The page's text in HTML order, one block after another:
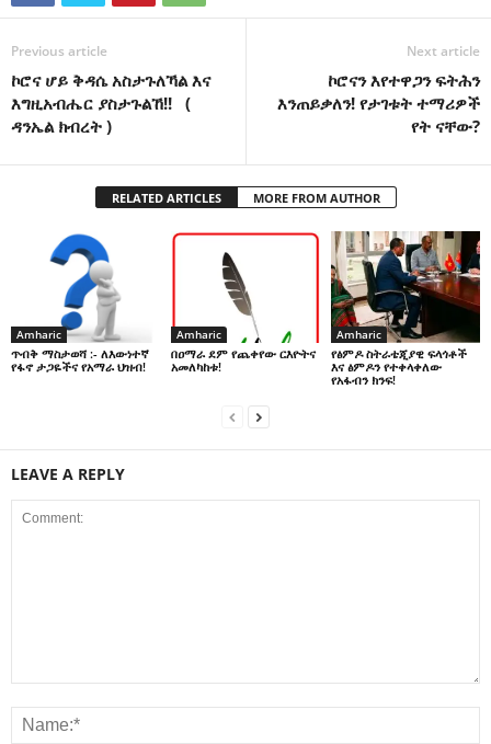
Previous article
ኮሮና ሆይ ቅዳሴ አስታጉለኻል እና
እግዚአብሔር ያስታጉልኸ!! (
ዳንኤል ክብረት )
Next article
ኮሮናን እየተዋጋን ፍትሕን
እንጠይቃለን! የታገቱት ተማሪዎች
የት ናቸው?
RELATED ARTICLES MORE FROM AUTHOR
Amharic
ጥብቅ ማስታወሻ :- ለእውነተኛ
የፋኖ ታጋዬችና የአማራ ህዝብ!
Amharic
በዐማራ ደም የጨቀየው ርእዮትና
አመለካከቱ!
Amharic
የፅምዶ ስትራቴጂያዊ ፍላጎቶች
እና ፅምዶን የተቀላቀለው
የአፋብን ክንፍ!
LEAVE A REPLY